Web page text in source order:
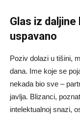
Glas iz
uspavano
Poziv dolazi u tišini,
dana. Ime koje se
nekada bio sve –
javlja. Blizanci,
intelektualnoj snazi,